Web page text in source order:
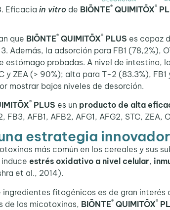
. Eficacia in vitro de BIŌNTE® QUIMITŌX®
que BIŌNTE® QUIMITŌX® PLUS es capaz
Además, la adsorción para FB1
estómago probadas. A nivel de intestino,
y ZEA (> 90%); alta para T-2 (83.3%),
mostrar bajos niveles de desorción.
® PLUS es un producto de alta
FB3, AFB1, AFB2, AFG1, AFG2, STC, ZEA,
estrategia
más común en los cereales y sus
estrés oxidativo a nivel celular,
et al., 2014).
fitogénicos es de gran interés
de las micotoxinas, BIŌNTE® QUIMITŌX®